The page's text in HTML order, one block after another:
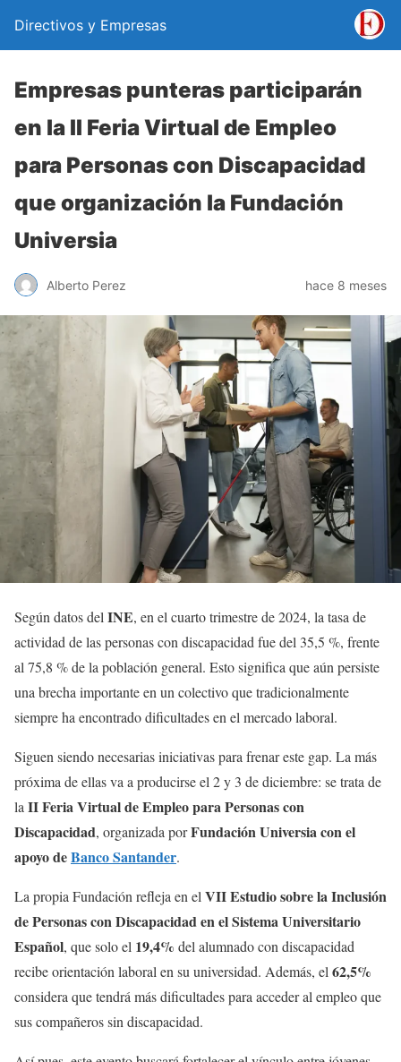
Directivos y Empresas
Empresas punteras participarán
en la II Feria Virtual de Empleo
para Personas con Discapacidad
que organización la Fundación
Universia
Alberto Perez hace 8 meses
Según datos del INE, en el cuarto trimestre de 2024, la tasa de
actividad de las personas con discapacidad fue del 35,5 %, frente
al 75,8 % de la población general. Esto significa que aún persiste
una brecha importante en un colectivo que tradicionalmente
siempre ha encontrado dificultades en el mercado laboral.
Siguen siendo necesarias iniciativas para frenar este gap. La más
próxima de ellas va a producirse el 2 y 3 de diciembre: se trata de
la II Feria Virtual de Empleo para Personas con
Discapacidad, organizada porFundación Universia con el
apoyo deBanco Santander.
La propia Fundación refleja en el VII Estudio sobre la Inclusión
de Personas con Discapacidad en el Sistema Universitario
Español, que solo el 19,4% del alumnado con discapacidad
recibe orientación laboral en su universidad. Además, el 62,5%
considera que tendrá más dificultades para acceder al empleo que
sus compañeros sin discapacidad.